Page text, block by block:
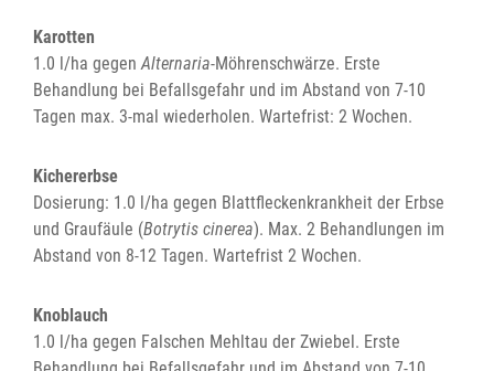
Karotten
1.0 l/ha gegen Alternaria-Möhrenschwärze. Erste
Behandlung bei Befallsgefahr und im Abstand von 7-10
Tagen max. 3-mal wiederholen. Wartefrist: 2 Wochen.
Kichererbse
Dosierung: 1.0 l/ha gegen Blattfleckenkrankheit der Erbse
und Graufäule (Botrytis cinerea). Max. 2 Behandlungen im
Abstand von 8-12 Tagen. Wartefrist 2 Wochen.
Knoblauch
1.0 l/ha gegen Falschen Mehltau der Zwiebel. Erste